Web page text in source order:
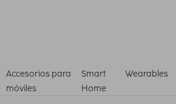
Accesorios para
móviles
Smart
Home
Wearables